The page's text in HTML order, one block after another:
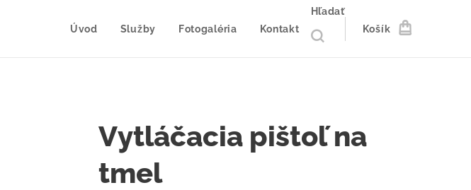
Úvod Služby Fotogaléria Kontakt
Hľadať
Košík
Vytláčacia pištoľ na
tmel